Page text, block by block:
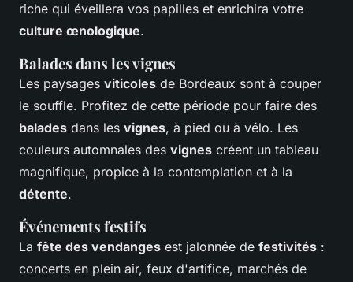
riche qui éveillera vos papilles et enrichira votre
culture œnologique.
Balades dans les vignes
Les paysages viticoles de Bordeaux sont à couper
le souffle. Profitez de cette période pour faire des
balades dans les vignes, à pied ou à vélo. Les
couleurs automnales des vignes créent un tableau
magnifique, propice à la contemplation et à la
détente.
Événements festifs
La fête des vendanges est jalonnée de festivités :
concerts en plein air, feux d'artifice, marchés de